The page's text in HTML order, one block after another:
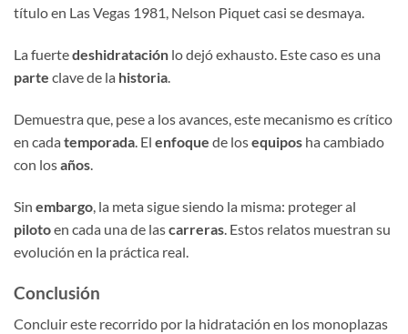
título en Las Vegas 1981, Nelson Piquet casi se desmaya.
La fuertedeshidratación lo dejó exhausto. Este caso es una
parte clave de la historia.
Demuestra que, pese a los avances, este mecanismo es crítico
en cada temporada. El enfoque de losequipos ha cambiado
con losaños.
Sin embargo , la meta sigue siendo la misma: proteger al
pilotoen cada una de lascarreras . Estos relatos muestran su
evolución en la práctica real.
Conclusión
Concluir este recorrido por la hidratación en los monoplazas